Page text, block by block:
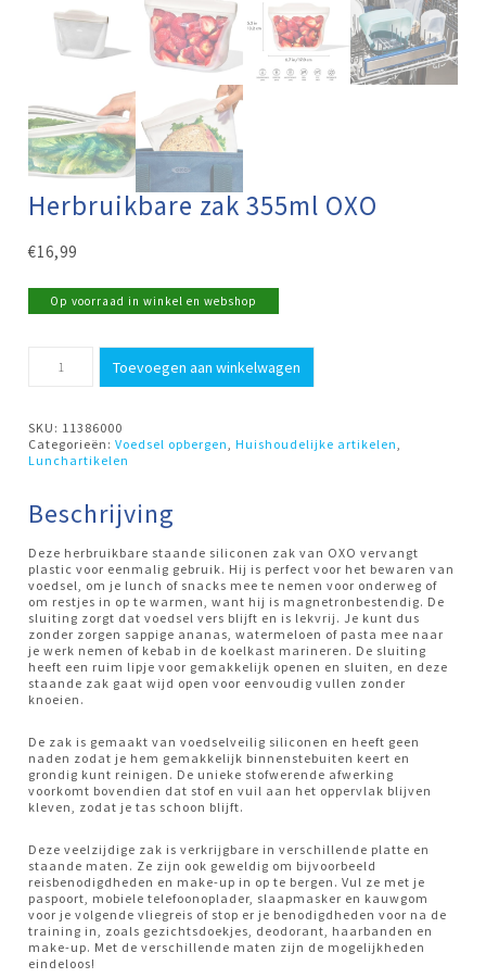
Herbruikbare zak 355ml OXO
€16,99
Op voorraad in winkel en webshop
Toevoegen aan winkelwagen
SKU: 11386000
Categorieën:Voedsel opbergen ,Huishoudelijke artikelen
Lunchartikelen
Beschrijving
Deze herbruikbare staande siliconen zak van OXO vervangt
plastic voor eenmalig gebruik. Hij is perfect voor het bewaren van
voedsel, om je lunch of snacks mee te nemen voor onderweg of
om restjes in op te warmen, want hij is magnetronbestendig. De
sluiting zorgt dat voedsel vers blijft en is lekvrij. Je kunt dus
zonder zorgen sappige ananas, watermeloen of pasta mee naar
je werk nemen of kebab in de koelkast marineren. De sluiting
heeft een ruim lipje voor gemakkelijk openen en sluiten, en deze
staande zak gaat wijd open voor eenvoudig vullen zonder
knoeien.
De zak is gemaakt van voedselveilig siliconen en heeft geen
naden zodat je hem gemakkelijk binnenstebuiten keert en
grondig kunt reinigen. De unieke stofwerende afwerking
voorkomt bovendien dat stof en vuil aan het oppervlak blijven
kleven, zodat je tas schoon blijft.
Deze veelzijdige zak is verkrijgbare in verschillende platte en
staande maten. Ze zijn ook geweldig om bijvoorbeeld
reisbenodigdheden en make-up in op te bergen. Vul ze met je
paspoort, mobiele telefoonoplader, slaapmasker en kauwgom
voor je volgende vliegreis of stop er je benodigdheden voor na de
training in, zoals gezichtsdoekjes, deodorant, haarbanden en
make-up. Met de verschillende maten zijn de mogelijkheden
eindeloos!